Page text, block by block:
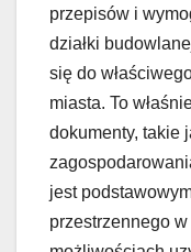
przepisów i
działki
się do
miasta. To
dokumenty, takie
jest
przestrzennego